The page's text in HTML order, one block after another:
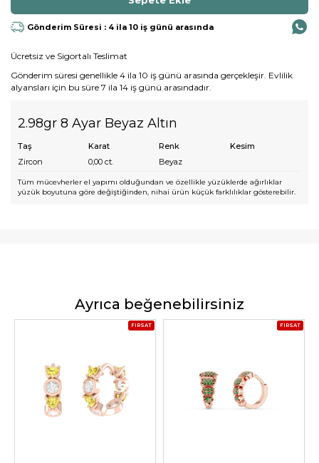
Gönderim Süresi : 4 ila 10 iş günü arasında
Ücretsiz ve Sigortalı Teslimat
Gönderim süresi genellikle 4 ila 10 iş günü arasında gerçekleşir. Evlilik
alyansları için bu süre 7 ila 14 iş günü arasındadır.
2.98gr 8 Ayar Beyaz Altın
Taş Karat Renk
Kesim
Zircon
0,00 ct. Beyaz
Tüm mücevherler el yapımı olduğundan ve özellikle yüzüklerde ağırlıklar
yüzük boyutuna göre değiştiğinden, nihai ürün küçük farklılıklar gösterebilir.
Ayrıca beğenebilirsiniz
FIRSAT FIRSAT